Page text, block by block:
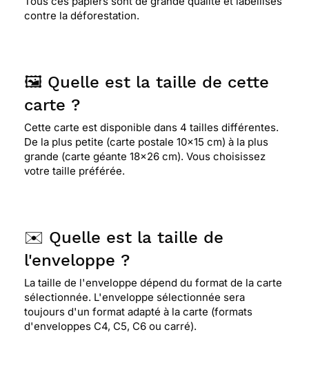
contre la déforestation.
🖼️ Quelle est la taille de cette
carte ?
Cette carte est disponible dans 4 tailles différentes.
De la plus petite (carte postale 10x15 cm) à la plus
grande (carte géante 18x26 cm). Vous choisissez
votre taille préférée.
✉️ Quelle est la taille de
l'enveloppe ?
La taille de l'enveloppe dépend du format de la carte
sélectionnée. L'enveloppe sélectionnée sera
toujours d'un format adapté à la carte (formats
d'enveloppes C4, C5, C6 ou carré).